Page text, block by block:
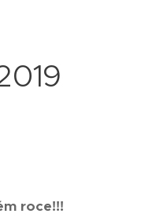
roce!!!